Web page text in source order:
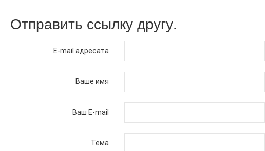
Отправить ссылку другу.
E-mail адресата
Ваше имя
Ваш E-mail
Тема